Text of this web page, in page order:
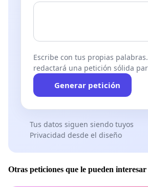
Escribe con tus propias
redactará una petición sólida
Generar petición
Tus datos siguen siendo tuyos
Privacidad desde el diseño
Otras peticiones que le pueden interesar